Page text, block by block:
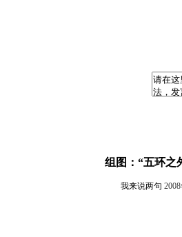
组图：“五环之
我来说两句